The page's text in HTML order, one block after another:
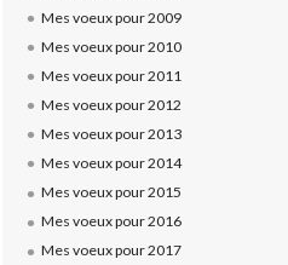
Mes voeux pour 2009
Mes voeux pour 2010
Mes voeux pour 2011
Mes voeux pour 2012
Mes voeux pour 2013
Mes voeux pour 2014
Mes voeux pour 2015
Mes voeux pour 2016
Mes voeux pour 2017